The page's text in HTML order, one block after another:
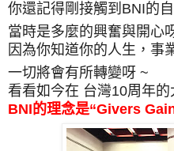
你還記得剛接觸到BNI的
當時是多麼的興奮與開心
因為你知道你的人生，事
一切將會有所轉變呀 ~
看看如今在 台灣10周年
BNI的理念是“Givers